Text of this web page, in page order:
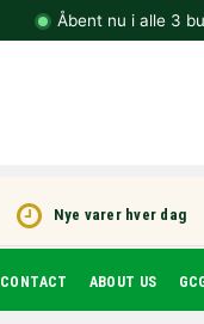
Åbent nu i alle 3
Nye varer hver dag
CONTACT ABOUT US